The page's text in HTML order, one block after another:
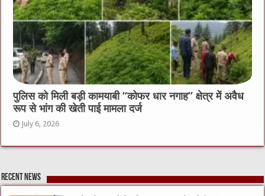
पुलिस को मिली बड़ी कामयाबी “कोफर धार नगाह” क्षेत्र में अवैध
रूप से भांग की खेती पाई मामला दर्ज
July 6, 2026
Recent News